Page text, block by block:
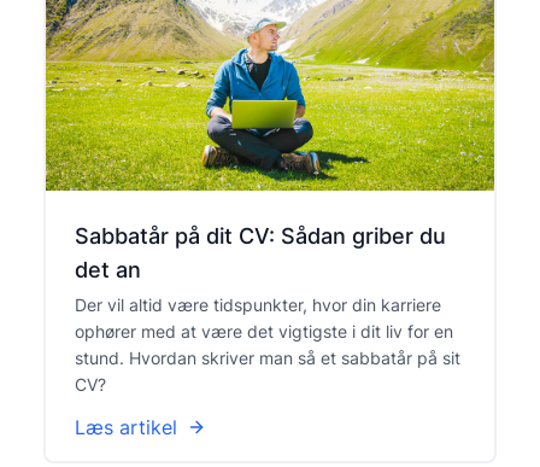
Sabbatår på dit CV: Sådan griber du
det an
Der vil altid være tidspunkter, hvor din karriere
ophører med at være det vigtigste i dit liv for en
stund. Hvordan skriver man så et sabbatår på sit
CV?
Læs artikel